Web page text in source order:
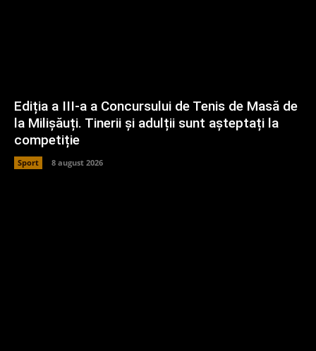
Ediția a III-a a Concursului de Tenis de Masă de
la Milișăuți. Tinerii și adulții sunt așteptați la
competiție
Sport 8 august 2026